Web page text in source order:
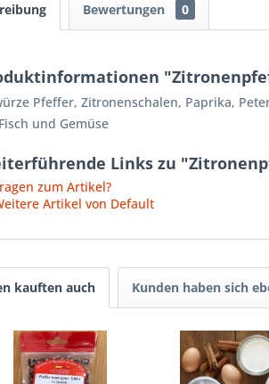
Bewertungen 0
Pfeffer, Zitronenschalen, Paprika,
und Gemüse
Links zu
zum Artikel?
Artikel von Default
kauften auch Kunden haben sich